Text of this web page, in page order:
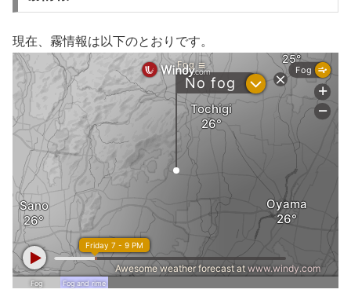
現在、霧情報は以下のとおりです。